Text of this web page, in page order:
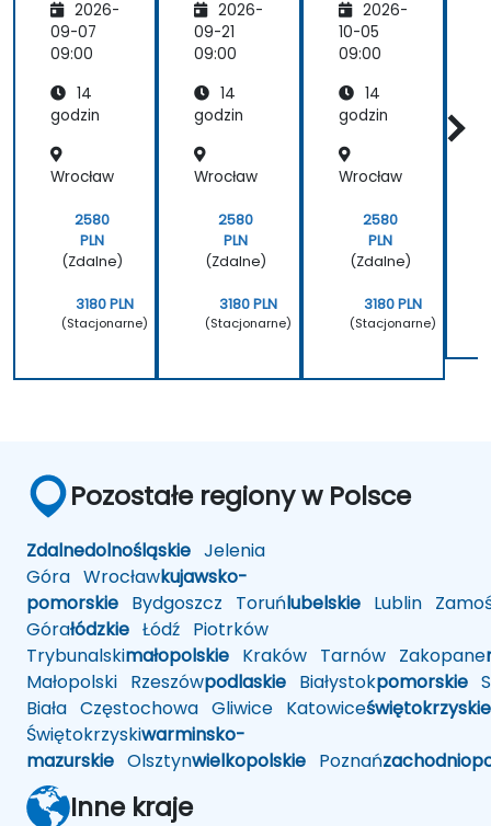
2026-
09-07
09:00
14
godzin
Wrocław
2580
PLN
(Zdalne)
3180 PLN
(Stacjonarne)
Archite
ktura
Stron w
9/10
2026-
09-21
09:00
14
godzin
Wrocław
2580
PLN
(Zdalne)
3180 PLN
(Stacjonarne)
ne
zarządz
anie
ami
zarządz
nauką
2026-
10-05
09:00
14
godzin
Wrocław
2580
PLN
(Zdalne)
3180 PLN
(Stacjonarne)
Pozostałe regiony w Polsce
Zdalnedolnośląskie Jelenia
Góra Wrocławkujawsko-
pomorskie Bydgoszcz Toruńlubelskie Lublin
Górałódzkie Łódź Piotrków
Trybunalskimałopolskie Kraków Tarnów Zakopane
Małopolski Rzeszówpodlaskie Białystokpomorskie
Biała Częstochowa Gliwice Katowiceświętokrzyskie
Świętokrzyskiwarminsko-
mazurskie Olsztynwielkopolskie Poznań
Inne kraje